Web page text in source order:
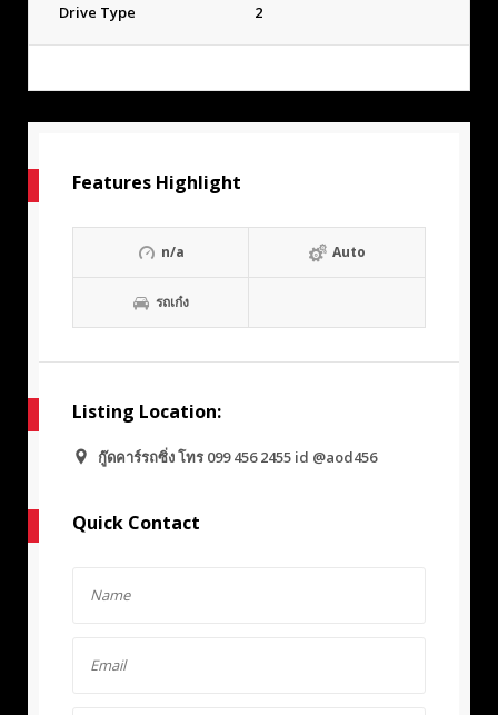
Drive Type 2
Features Highlight
n/a Auto
รถเก๋ง
Listing Location:
กู๊ดคาร์รถซิ่ง โทร 099 456 2455 id @aod456
Quick Contact